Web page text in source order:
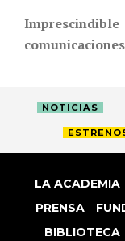
NOTICIAS
LA ACADEMIA
PRENSA
BIBLIOTECA